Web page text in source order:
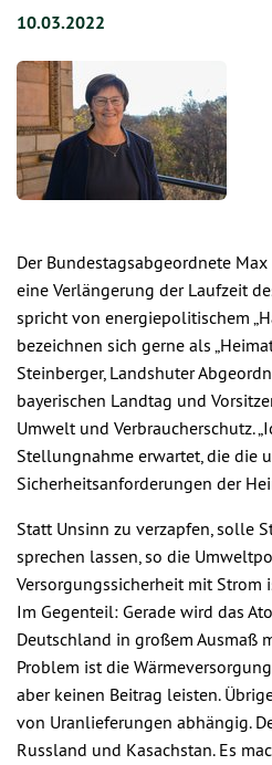
10.03.2022
Der Bundestagsabgeordnete
eine Verlängerung der Laufzeit
spricht von energiepolitischem
bezeichnen sich gerne als
Steinberger, Landshuter
bayerischen Landtag und
Umwelt und Verbraucherschutz.
Stellungnahme erwartet, die die
Sicherheitsanforderungen der
Statt Unsinn zu verzapfen, solle
sprechen lassen, so die
Versorgungssicherheit mit Strom
Im Gegenteil: Gerade wird das
Deutschland in großem Ausmaß
Problem ist die
aber keinen Beitrag leisten.
von Uranlieferungen abhängig.
Russland und Kasachstan. Es